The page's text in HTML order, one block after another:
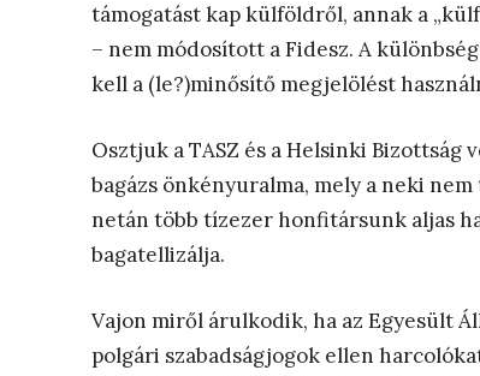
támogatást kap külföldről, annak a
– nem módosított a Fidesz. A
kell a (le?)minősítő megjelölést
Osztjuk a TASZ és a Helsinki
bagázs önkényuralma, mely a neki
netán több tízezer honfitársunk aljas
bagatellizálja.
Vajon miről árulkodik, ha az Egyesült
polgári szabadságjogok ellen